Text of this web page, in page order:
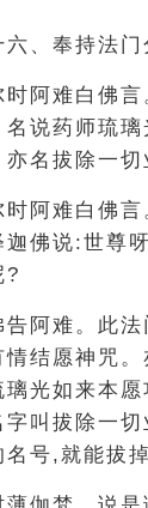
六、奉持法门
时阿难白佛
名说药师琉
亦名拔除一切
时阿难白佛
迦佛说:世尊
?
告阿难。此
情结愿神咒
璃光如来本
字叫拔除一
名号,就能拔